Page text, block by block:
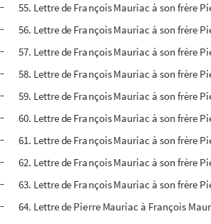
55. Lettre de François Mauriac à son frère
56. Lettre de François Mauriac à son frère
57. Lettre de François Mauriac à son frère
58. Lettre de François Mauriac à son frère
59. Lettre de François Mauriac à son frère
60. Lettre de François Mauriac à son frère
61. Lettre de François Mauriac à son frère
62. Lettre de François Mauriac à son frère
63. Lettre de François Mauriac à son frère
64. Lettre de Pierre Mauriac à François